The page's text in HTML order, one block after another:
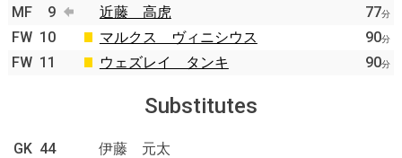
MF 9 近藤 高虎 77分
FW 10 マルクス ヴィニシウス 90分
FW 11 ウェズレイ タンキ 90分
Substitutes
GK 44
伊藤 元太